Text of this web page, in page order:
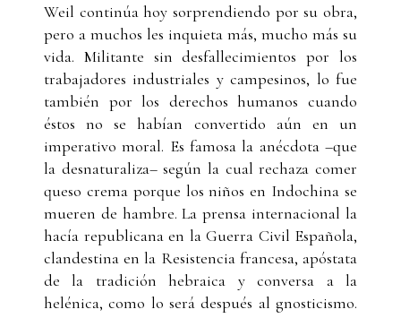
Weil continúa hoy sorprendiendo por su obra,
pero a muchos les inquieta más, mucho más su
vida. Militante sin desfallecimientos por los
trabajadores industriales y campesinos, lo fue
también por los derechos humanos cuando
éstos no se habían convertido aún en un
imperativo moral. Es famosa la anécdota –que
la desnaturaliza– según la cual rechaza comer
queso crema porque los niños en Indochina se
mueren de hambre. La prensa internacional la
hacía republicana en la Guerra Civil Española,
clandestina en la Resistencia francesa, apóstata
de la tradición hebraica y conversa a la
helénica, como lo será después al gnosticismo.